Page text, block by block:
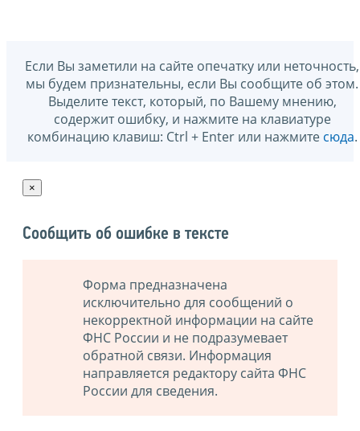
Если Вы заметили на сайте опечатку или неточность,
мы будем признательны, если Вы сообщите об этом.
Выделите текст, который, по Вашему мнению,
содержит ошибку, и нажмите на клавиатуре
комбинацию клавиш: Ctrl + Enter или нажмите сюда.
×
Сообщить об ошибке в тексте
Форма предназначена
исключительно для сообщений о
некорректной информации на сайте
ФНС России и не подразумевает
обратной связи. Информация
направляется редактору сайта ФНС
России для сведения.